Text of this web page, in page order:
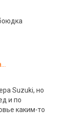
Suzuki, но
и по
каким-то